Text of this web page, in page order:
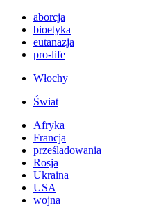
aborcja
bioetyka
eutanazja
pro-life
Włochy
Świat
Afryka
Francja
prześladowania
Rosja
Ukraina
USA
wojna